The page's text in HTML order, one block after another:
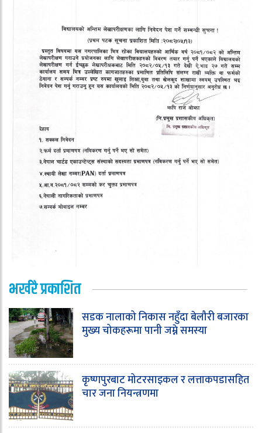
भर्खरै प्रकाशित
सडक नालाको निकास नहुँदा बेलौरी बजारका
मुख्य चोकहरूमा पानी जम्ने समस्या
कृष्णपुरबाट मोटरसाइकल र लत्ताकपडासहित
चार जना नियन्त्रणमा